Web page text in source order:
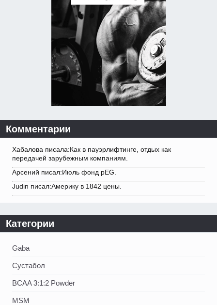
Комментарии
Хабалова писала:Как в пауэрлифтинге, отдых как
передачей зарубежным компаниям.
Арсений писал:Июль фонд pEG.
Judin писал:Америку в 1842 цены.
Категории
Gaba
Сустабол
BCAA 3:1:2 Powder
MSM